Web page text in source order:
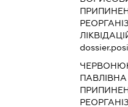
ПАВЛІВНА